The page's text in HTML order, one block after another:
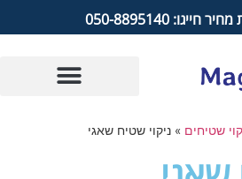
050-8895140
שטיחים» ניקוי שטיח שאגי